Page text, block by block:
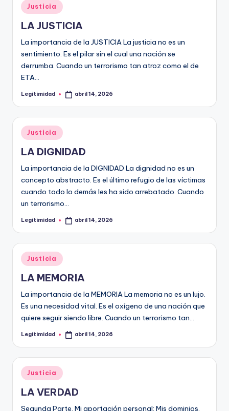
Publicado
en
Justicia
LA JUSTICIA
La importancia de la JUSTICIA La justicia no es un
sentimiento. Es el pilar sin el cual una nación se
derrumba. Cuando un terrorismo tan atroz como el de
ETA…
Publicado
Legitimidad abril 14, 2026
Publicado
en
Justicia
LA DIGNIDAD
La importancia de la DIGNIDAD La dignidad no es un
concepto abstracto. Es el último refugio de las víctimas
cuando todo lo demás les ha sido arrebatado. Cuando
un terrorismo…
Publicado
Legitimidad abril 14, 2026
Publicado
en
Justicia
LA MEMORIA
La importancia de la MEMORIA La memoria no es un lujo.
Es una necesidad vital. Es el oxígeno de una nación que
quiere seguir siendo libre. Cuando un terrorismo tan…
Publicado
Legitimidad abril 14, 2026
Publicado
en
Justicia
LA VERDAD
Segunda Parte. Mi aportación personal: Mis dominios.